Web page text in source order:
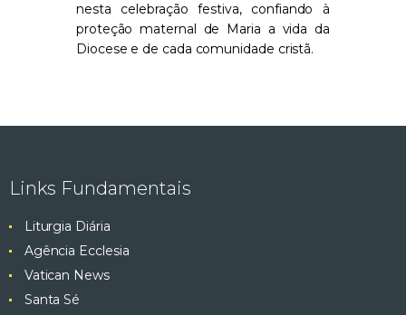
nesta celebração festiva, confiando à
proteção maternal de Maria a vida da
Diocese e de cada comunidade cristã.
Links Fundamentais
Liturgia Diária
Agência Ecclesia
Vatican News
Santa Sé